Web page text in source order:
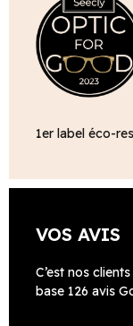
1er label éco-
VOS AVIS
C’est nos
base 126 avis